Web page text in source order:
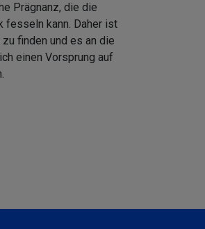
Prägnanz, die die
fesseln kann. Daher ist
finden und es an die
einen Vorsprung auf